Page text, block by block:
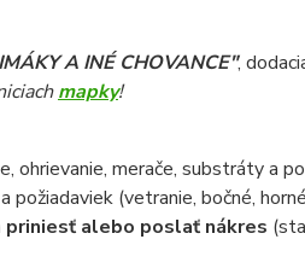
A INÉ CHOVANCE",
mapky!
ohrievanie, merače, substráty a
požiadaviek (vetranie, bočné,
alebo poslať nákres